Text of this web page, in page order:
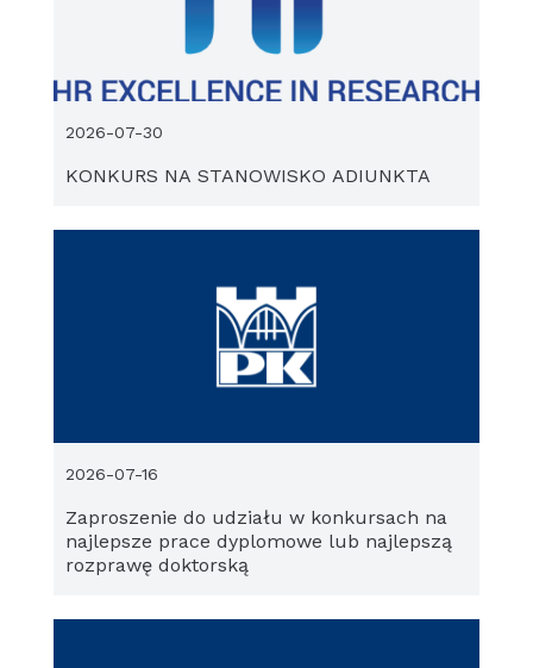
KONKURS NA STANOWISKO ADIUNKTA
2026-07-30
Zaproszenie do udziału w konkursach na
najlepsze prace dyplomowe lub najlepszą
rozprawę doktorską
2026-07-16